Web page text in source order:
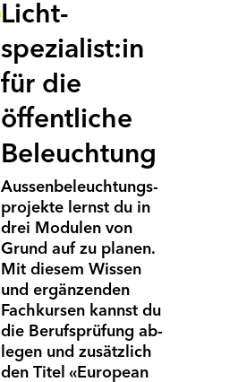
Licht­
spezialist:in
für die
öffentliche
Beleuchtung
Aussen­beleuchtungs­
projekte lernst du in
drei Modulen von
Grund auf zu planen.
Mit diesem Wissen
und ergänzenden
Fach­kursen kannst du
die Berufs­prüfung ab­
le­gen und zusätzlich
den Titel «European